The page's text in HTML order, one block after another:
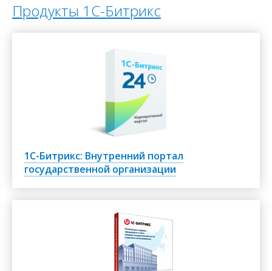
Продукты 1C-Битрикс
1С-Битрикс: Внутренний портал
государственной организации